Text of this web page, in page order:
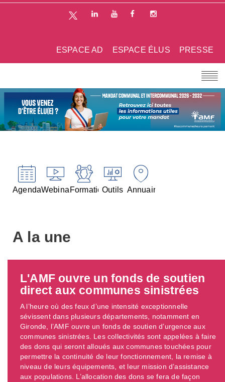
PRESSE
ESPACE ÉLUS
ESPACE AD
AgendaWebinairesFormationsOutils Annuaires
A la une
L'AMF ouvre un fonds de soutien
direct aux communes sinistrées
A l’heure où des feux d’une intensité exceptionnelle
sévissent dans plusieurs départements, notamment en
Gironde, l’AMF ouvre un fonds de soutien d’urgence aux
communes sinistrées. Les collectivités sont appelées à faire
des dons qui seront alloués aux communes touchées pour
permettre la continuité de leur fonctionnement, la remise à
niveau de leurs équipements, et leur mission d’assistance
aux populations. L’allocation des dons se fera de façon